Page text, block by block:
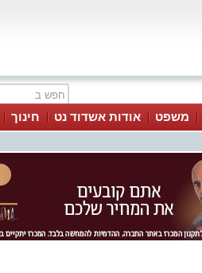
משפט אודות אשדוד נט חינוך